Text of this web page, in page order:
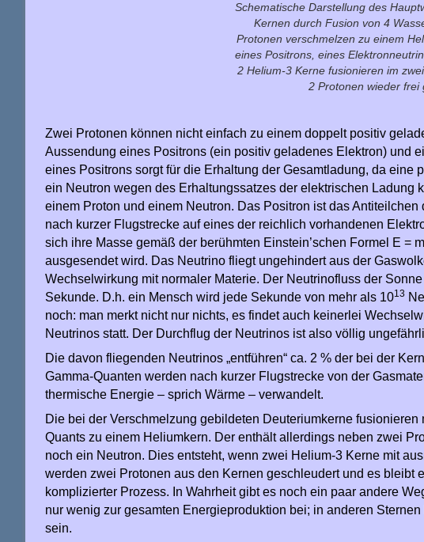
Schematische Darstellung des
Kernen durch Fusion von 4
Protonen verschmelzen zu einem
eines Positrons, eines
2 Helium-3 Kerne fusionieren im
2 Protonen wieder frei
Zwei Protonen können nicht einfach zu einem doppelt positiv
Aussendung eines Positrons (ein positiv geladenes Elektron) und
eines Positrons sorgt für die Erhaltung der Gesamtladung, da
ein Neutron wegen des Erhaltungssatzes der elektrischen Ladung
einem Proton und einem Neutron. Das Positron ist das
nach kurzer Flugstrecke auf eines der reichlich vorhandenen
sich ihre Masse gemäß der berühmten Einstein’schen Formel E =
ausgesendet wird. Das Neutrino fliegt ungehindert aus der
Wechselwirkung mit normaler Materie. Der Neutrinofluss der
Sekunde. D.h. ein Mensch wird jede Sekunde von mehr als 1013
noch: man merkt nicht nur nichts, es findet auch keinerlei
Neutrinos statt. Der Durchflug der Neutrinos ist also völlig
Die davon fliegenden Neutrinos „entführen“ ca. 2 % der bei der
Gamma-Quanten werden nach kurzer Flugstrecke von der
thermische Energie – sprich Wärme – verwandelt.
Die bei der Verschmelzung gebildeten Deuteriumkerne
Quants zu einem Heliumkern. Der enthält allerdings neben zwei
noch ein Neutron. Dies entsteht, wenn zwei Helium-3 Kerne mit
werden zwei Protonen aus den Kernen geschleudert und es bleibt
komplizierter Prozess. In Wahrheit gibt es noch ein paar andere
nur wenig zur gesamten Energieproduktion bei; in anderen
sein.